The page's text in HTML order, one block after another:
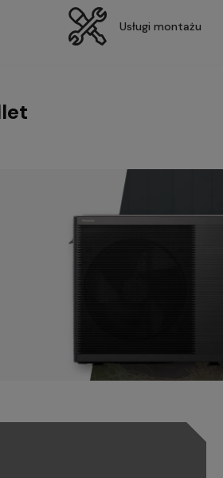
Usługi montażu